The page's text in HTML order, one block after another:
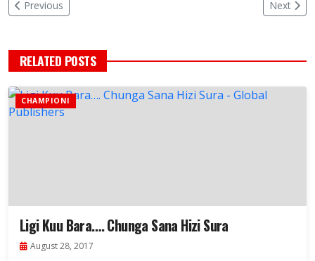
Previous Next
RELATED POSTS
CHAMPIONI
Ligi Kuu Bara…. Chunga Sana Hizi Sura
August 28, 2017